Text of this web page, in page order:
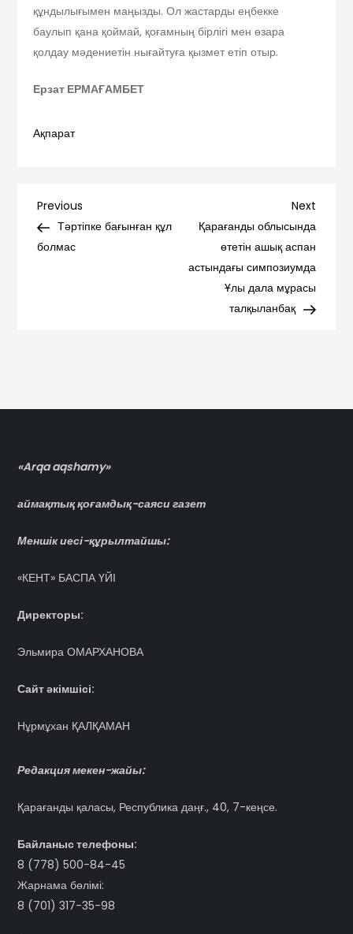
құндылығымен маңызды. Ол жастарды еңбекке
баулып қана қоймай, қоғамның бірлігі мен өзара
қолдау мәдениетін нығайтуға қызмет етіп отыр.
Ерзат ЕРМАҒАМБЕТ
Ақпарат
Навигация
по
Previous
Post
Previous
Тәртіпке бағынған құл
болмас
Next
Post
Next
Қарағанды облысында
өтетін ашық аспан
астындағы симпозиумда
Ұлы дала мұрасы
талқыланбақ
«Arqa aqshamy»
аймақтық қоғамдық-саяси газет
Меншік иесі-құрылтайшы:
«КЕНТ» БАСПА ҮЙІ
Директоры:
Эльмира ОМАРХАНОВА
Сайт әкімшісі:
Нұрмұхан ҚАЛҚАМАН
Редакция мекен-жайы:
Қарағанды қаласы, Республика даңғ., 40, 7-кеңсе.
Байланыс телефоны:
8 (778) 500-84-45
Жарнама бөлімі:
8 (701) 317-35-98